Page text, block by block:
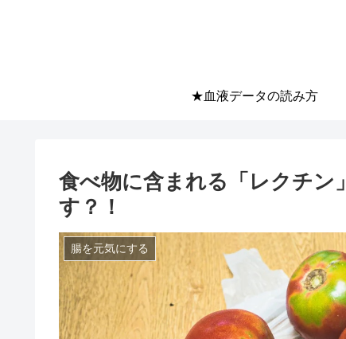
★血液データの読み方
食べ物に含まれる「レクチン
す？！
腸を元気にする